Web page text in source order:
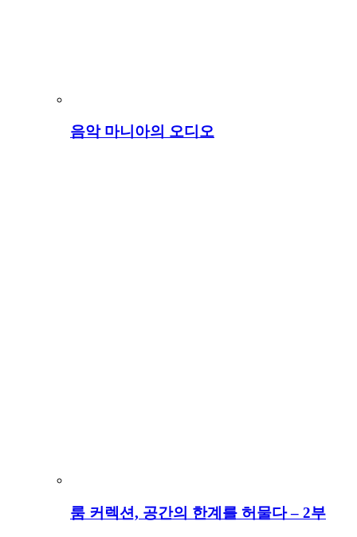
음악 마니아의 오디오
룸 커렉션, 공간의 한계를 허물다 – 2부